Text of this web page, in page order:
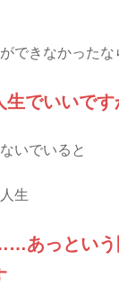
できなかったな
生でいいです
いでいると
生
あっという